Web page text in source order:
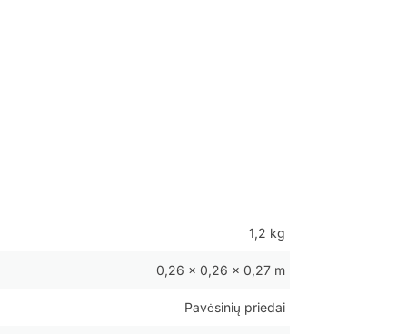
1,2 kg
0,26 × 0,26 × 0,27 m
Pavėsinių priedai